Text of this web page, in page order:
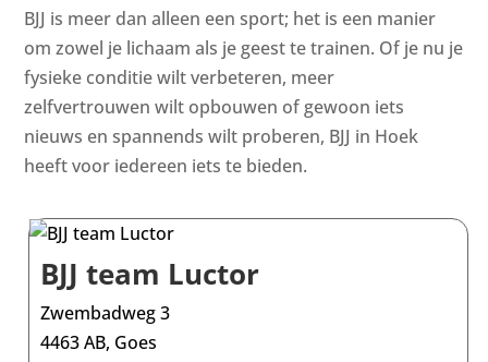
BJJ is meer dan alleen een sport; het is een manier
om zowel je lichaam als je geest te trainen. Of je nu je
fysieke conditie wilt verbeteren, meer
zelfvertrouwen wilt opbouwen of gewoon iets
nieuws en spannends wilt proberen, BJJ in Hoek
heeft voor iedereen iets te bieden.
BJJ team Luctor
Zwembadweg 3
4463 AB, Goes